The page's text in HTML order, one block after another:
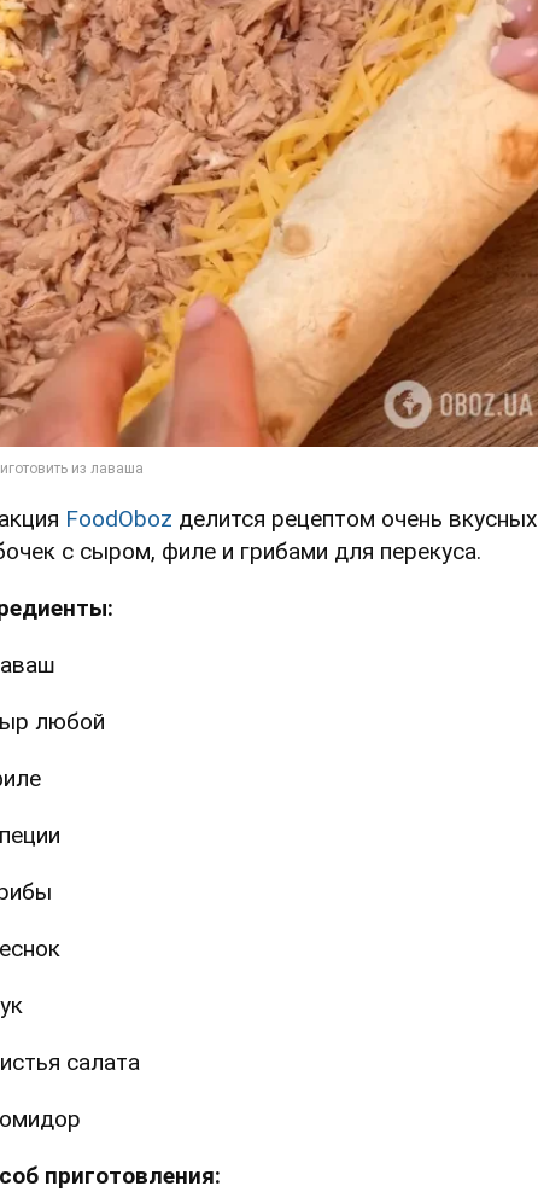
FoodOboz делится рецептом очень вкусных
с сыром, филе и грибами для перекуса.
любой
салата
приготовления: